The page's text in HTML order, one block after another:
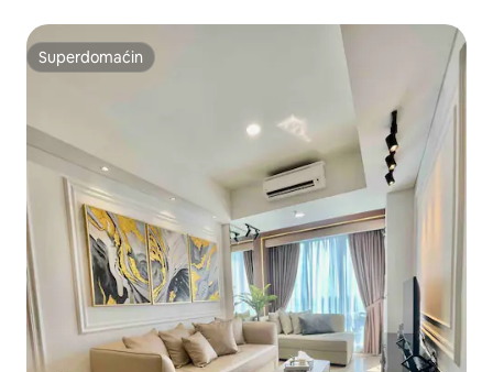
Superdomaćin
Superdomaćin